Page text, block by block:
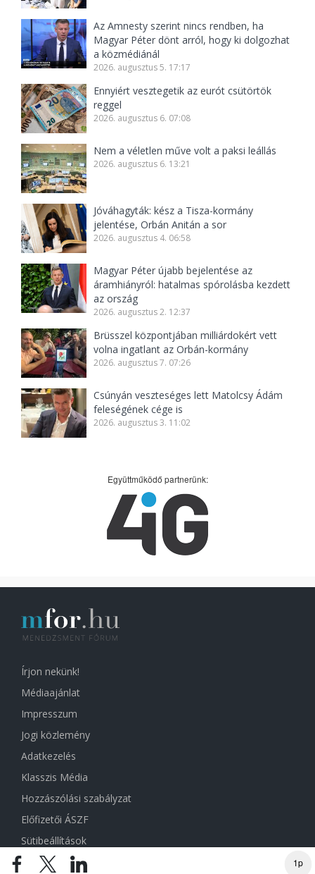
1p
Az Amnesty szerint nincs rendben, ha
Magyar Péter dönt arról, hogy ki dolgozhat
a közmédiánál
2026. augusztus 5. 17:17
Ennyiért vesztegetik az eurót csütörtök
reggel
2026. augusztus 6. 07:08
Nem a véletlen műve volt a paksi leállás
2026. augusztus 6. 13:21
Jóváhagyták: kész a Tisza-kormány
jelentése, Orbán Anitán a sor
2026. augusztus 4. 06:58
Magyar Péter újabb bejelentése az
áramhiányról: hatalmas spórolásba kezdett
az ország
2026. augusztus 2. 12:37
Brüsszel központjában milliárdokért vett
volna ingatlant az Orbán-kormány
2026. augusztus 7. 07:26
Csúnyán veszteséges lett Matolcsy Ádám
feleségének cége is
2026. augusztus 3. 11:02
Együttműködő partnerünk:
Írjon nekünk!
Médiaajánlat
Impresszum
Jogi közlemény
Adatkezelés
Klasszis Média
Hozzászólási szabályzat
Előfizetői ÁSZF
Sütibeállítások